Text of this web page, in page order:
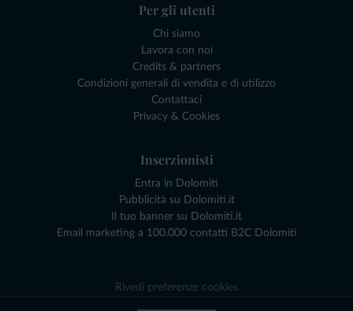
Per gli utenti
Chi siamo
Lavora con noi
Credits & partners
Condizioni generali di vendita e di utilizzo
Contattaci
Privacy & Cookies
Inserzionisti
Entra in Dolomiti
Pubblicità su Dolomiti.it
Il tuo banner su Dolomiti.it
Email marketing a 100.000 contatti B2C Dolomiti
Rivedi preferenze cookies